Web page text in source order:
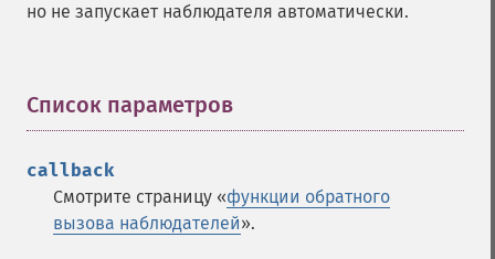
но не запускает наблюдателя автоматически.
Список параметров
callback
Смотрите страницу «функции обратного
вызова наблюдателей».